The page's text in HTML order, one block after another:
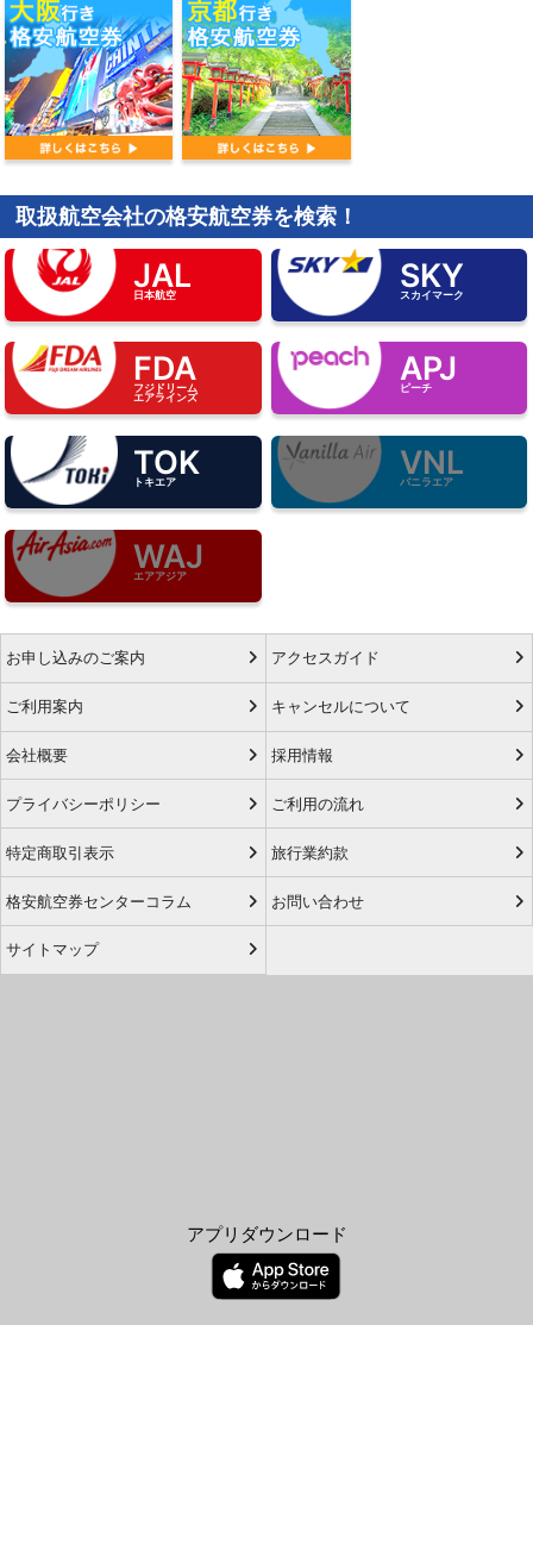
取扱航空会社の格安航空券を検索！
JAL
日本航空
SKY
スカイマーク
FDA
フジドリーム
エアラインズ
APJ
ピーチ
TOK
トキエア
VNL
バニラエア
WAJ
エアアジア
お申し込みのご案内 アクセスガイド
ご利用案内 キャンセルについて
会社概要 採用情報
プライバシーポリシー ご利用の流れ
特定商取引表示 旅行業約款
格安航空券センターコラム お問い合わせ
サイトマップ
アプリダウンロード